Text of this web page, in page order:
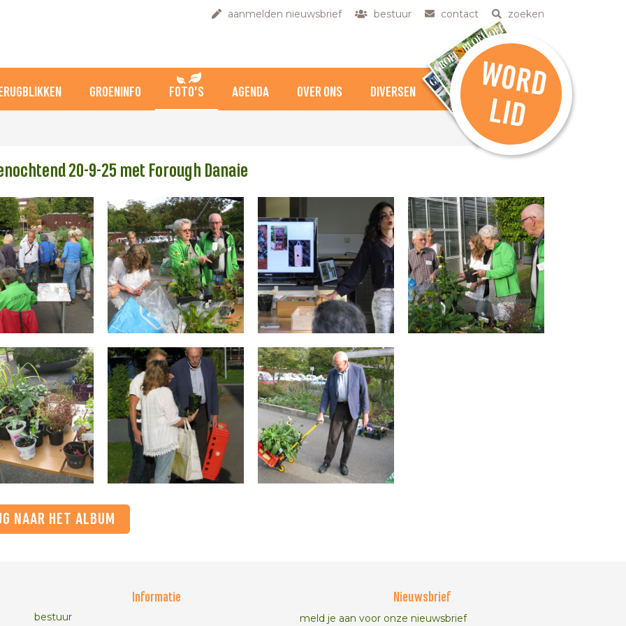
aanmelden nieuwsbrief bestuur contact zoeken
GROENINFO FOTO'S AGENDA OVER ONS DIVERSEN W
O
R
D
L
ID
20-9-25 met Forough Danaie
NAAR HET ALBUM
Informatie
bestuur
Nieuwsbrief
meld je aan voor onze nieuwsbrief